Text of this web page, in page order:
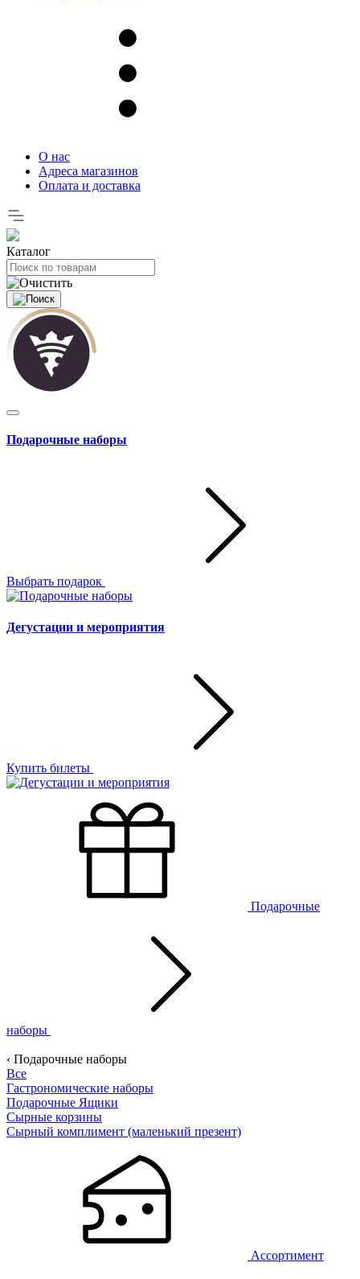
О нас
Адреса магазинов
Оплата и доставка
Каталог
Подарочные наборы
Выбрать подарок
Дегустации и мероприятия
Купить билеты
Подарочные
наборы
‹ Подарочные наборы
Все
Гастрономические наборы
Подарочные Ящики
Сырные корзины
Сырный комплимент (маленький презент)
Ассортимент